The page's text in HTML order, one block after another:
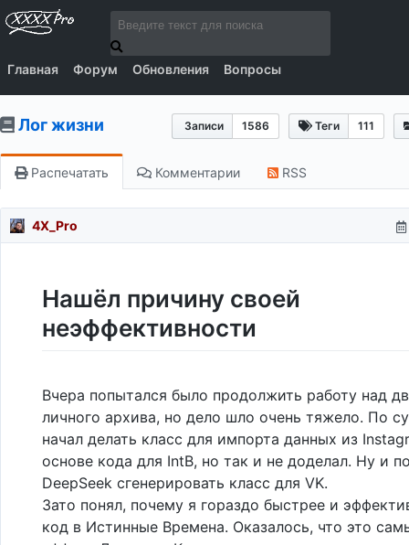
Главная Форум Обновления Вопросы
Записи 1586 Теги 111
Лог жизни
Распечатать Комментарии RSS
4X_Pro
Нашёл причину своей
неэффективности
Вчера попытался было продолжить работу над
личного архива, но дело шло очень тяжело. По
начал делать класс для импорта данных из
основе кода для IntB, но так и не доделал. Ну и
DeepSeek сгенерировать класс для VK.
Зато понял, почему я гораздо быстрее и
код в Истинные Времена. Оказалось, что это